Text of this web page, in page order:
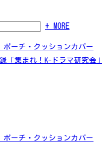
+ MORE
ポーチ・クッションカバー
「集まれ！K-ドラマ研究会
ポーチ・クッションカバー